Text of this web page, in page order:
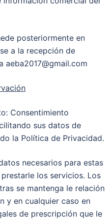
posteriormente en
a la recepción de
aeba2017@gmail.com
Consentimiento
sus datos de
la Política de Privacidad.
necesarios para estas
los servicios. Los
se mantenga le relación
y en cualquier caso en
de prescripción que le